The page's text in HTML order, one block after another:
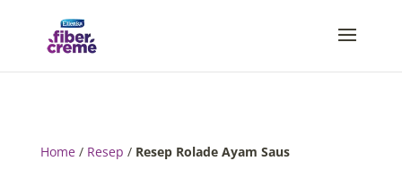
Home/ Resep / Resep Rolade Ayam Saus